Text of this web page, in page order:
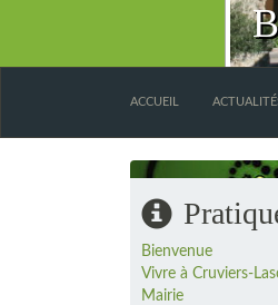
ACCUEIL
Bienvenue
Vivre à Cruviers-
Mairie